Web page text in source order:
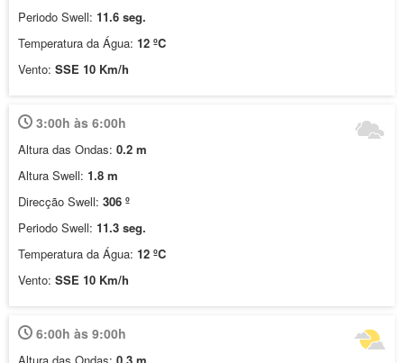
Periodo Swell: 11.6 seg.
Temperatura da Água: 12 ºC
Vento: SSE 10 Km/h
3:00h às 6:00h
Altura das Ondas: 0.2 m
Altura Swell: 1.8 m
Direcção Swell: 306 º
Periodo Swell: 11.3 seg.
Temperatura da Água: 12 ºC
Vento: SSE 10 Km/h
6:00h às 9:00h